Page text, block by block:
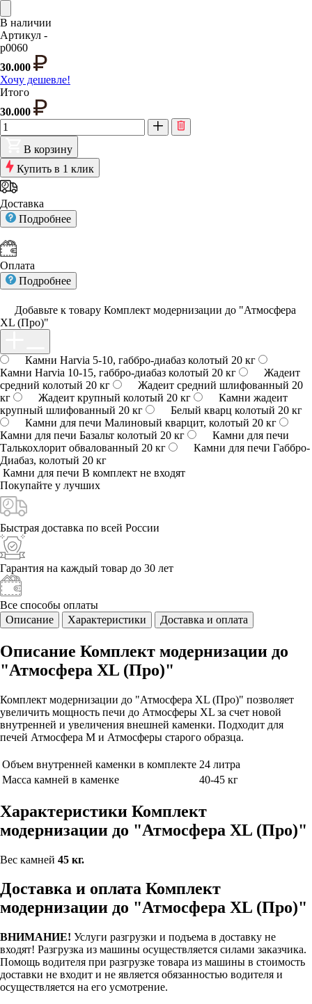
В наличии
Артикул -
p0060
30.000
Хочу дешевле!
Итого
30.000
В корзину
Купить в 1 клик
Доставка
Подробнее
Оплата
Подробнее
Добавьте к товару Комплект модернизации до "Атмосфера
XL (Про)"
Камни Harvia 5-10, габбро-диабаз колотый 20 кг
Камни Harvia 10-15, габбро-диабаз колотый 20 кг
Жадеит
средний колотый 20 кг
Жадеит средний шлифованный 20
кг
Жадеит крупный колотый 20 кг
Камни жадеит
крупный шлифованный 20 кг
Белый кварц колотый 20 кг
Камни для печи Малиновый кварцит, колотый 20 кг
Камни для печи Базальт колотый 20 кг
Камни для печи
Талькохлорит обвалованный 20 кг
Камни для печи Габбро-
Диабаз, колотый 20 кг
Камни для печи В комплект не входят
Покупайте у лучших
Быстрая доставка по всей России
Гарантия на каждый товар до 30 лет
Все способы оплаты
Описание
Характеристики Доставка и оплата
Описание Комплект модернизации до
"Атмосфера XL (Про)"
Комплект модернизации до "Атмосфера XL (Про)" позволяет
увеличить мощность печи до Атмосферы XL за счет новой
внутренней и увеличения внешней каменки. Подходит для
печей Атмосфера М и Атмосферы старого образца.
Объем внутренней каменки в комплекте 24 литра
Масса камней в каменке
40-45 кг
Характеристики Комплект
модернизации до "Атмосфера XL (Про)"
Вес камней 45 кг.
Доставка и оплата Комплект
модернизации до "Атмосфера XL (Про)"
ВНИМАНИЕ! Услуги разгрузки и подъема в доставку не
входят! Разгрузка из машины осуществляется силами заказчика.
Помощь водителя при разгрузке товара из машины в стоимость
доставки не входит и не является обязанностью водителя и
осуществляется на его усмотрение.